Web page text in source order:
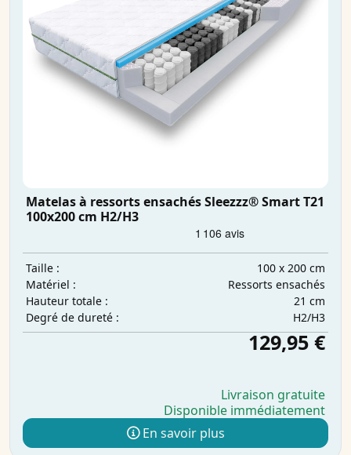
Matelas à ressorts ensachés Sleezzz® Smart T21
100x200 cm H2/H3
Taille :
100 x 200 cm
Matériel :
Ressorts ensachés
Hauteur totale :
21 cm
Degré de dureté :
H2/H3
129,95 €
Livraison gratuite
Disponible immédiatement
En savoir plus